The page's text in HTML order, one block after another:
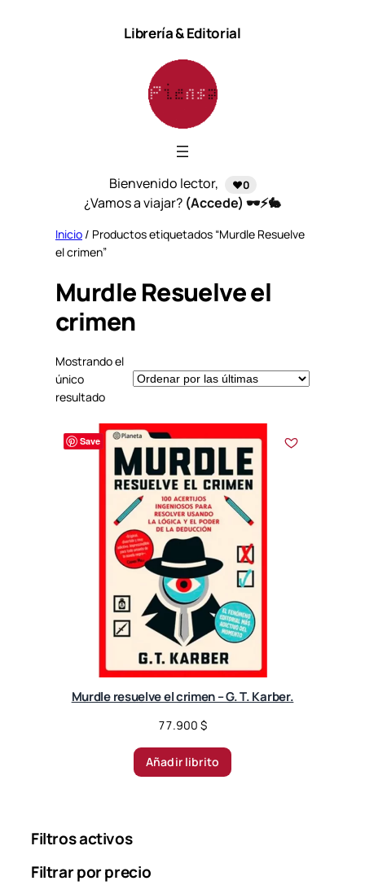
Librería & Editorial
Bienvenido lector, ❤️0
¿Vamos a viajar? (Accede) 🕶️⚡🐇
Inicio / Productos etiquetados “Murdle Resuelve
el crimen”
Murdle Resuelve el
crimen
Mostrando el
único
resultado
Save
Murdle resuelve el crimen – G. T. Karber.
77.900 $
Añadir librito
Filtros activos
Filtrar por precio